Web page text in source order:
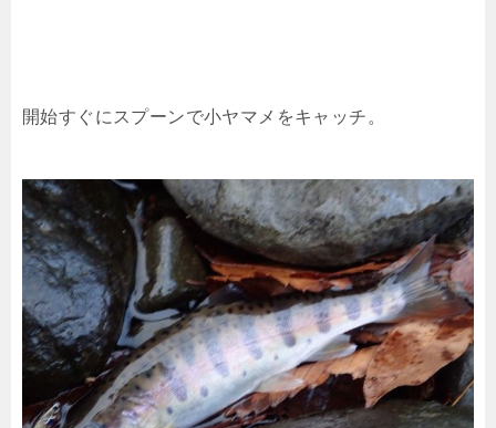
開始すぐにスプーンで小ヤマメをキャッチ。